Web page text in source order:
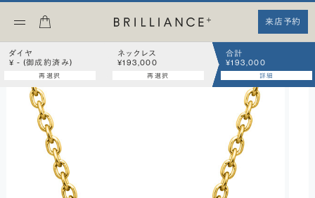
来店予約
ダイヤ
¥ - (御成約済み)
再選択
ネックレス
¥193,000
再選択
合計
¥193,000
詳細